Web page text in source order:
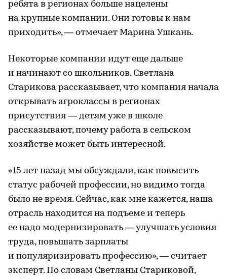
ребята в регионах больше нацелены
на крупные компании. Они готовы к нам
приходить», — отмечает Марина Ушкань.
Некоторые компании идут еще дальше
и начинают со школьников. Светлана
Старикова рассказывает, что компания начала
открывать агроклассы в регионах
присутствия — детям уже в школе
рассказывают, почему работа в сельском
хозяйстве может быть интересной.
«15 лет назад мы обсуждали, как повысить
статус рабочей профессии, но видимо тогда
было не время. Сейчас, как мне кажется, наша
отрасль находится на подъеме и теперь
ее надо модернизировать — улучшать условия
труда, повышать зарплаты
и популяризировать профессию», — считает
эксперт. По словам Светланы Стариковой,